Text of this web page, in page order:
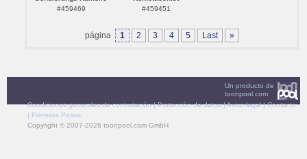
#459469
#459451
página 1 2 3 4 5 Last »
Un producto de
toonpool.com
Condiciones generales de contratación|Protección de datos|Aviso legal|Contacto
| Primeros Pasos
Copyright © 2007-2026 toonpool.com GmbH